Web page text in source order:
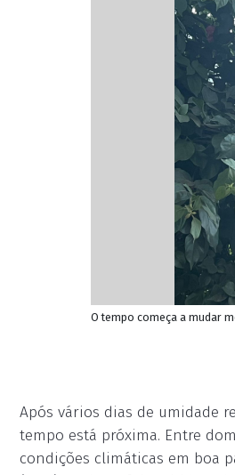
O tempo começa a mudar
Após vários dias de umidade
tempo está próxima. Entre
condições climáticas em boa